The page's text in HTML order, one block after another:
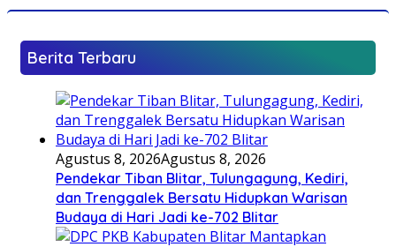
Berita Terbaru
Agustus 8, 2026Agustus 8, 2026
Pendekar Tiban Blitar, Tulungagung, Kediri,
dan Trenggalek Bersatu Hidupkan Warisan
Budaya di Hari Jadi ke-702 Blitar